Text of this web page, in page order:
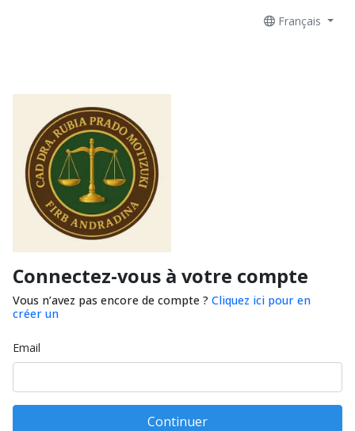
Français
Connectez-vous à votre compte
Vous n’avez pas encore de compte ? Cliquez ici pour en
créer un
Email
Continuer